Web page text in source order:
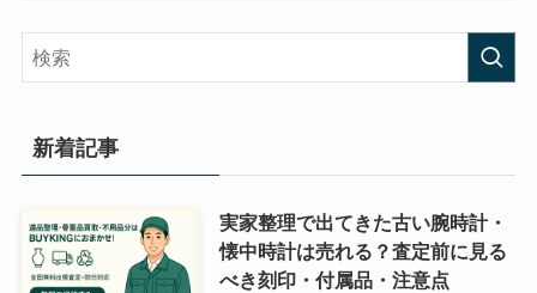
リ
ー
新着記事
実家整理で出てきた古い腕時計・
懐中時計は売れる？査定前に見る
べき刻印・付属品・注意点